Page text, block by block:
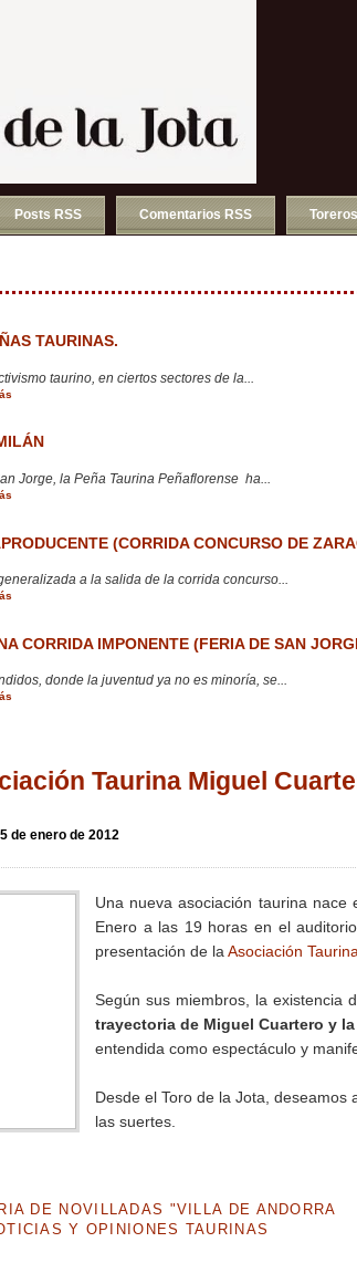
Posts RSS Comentarios RSS
TAURINAS.
taurino, en ciertos sectores de la...
Jorge, la Peña Taurina Peñaflorense ha...
(CORRIDA CONCURSO DE
a la salida de la corrida concurso...
CORRIDA IMPONENTE (FERIA DE SAN
donde la juventud ya no es minoría, se...
Taurina Miguel
de enero de 2012
Una nueva asociación taurina
Enero a las 19 horas en el
presentación de la Asociación
Según sus miembros, la existencia
trayectoria de Miguel Cuartero y
entendida como espectáculo y
Desde el Toro de la Jota, deseamos
las suertes.
DE NOVILLADAS "VILLA DE ANDORRA
Y OPINIONES TAURINAS